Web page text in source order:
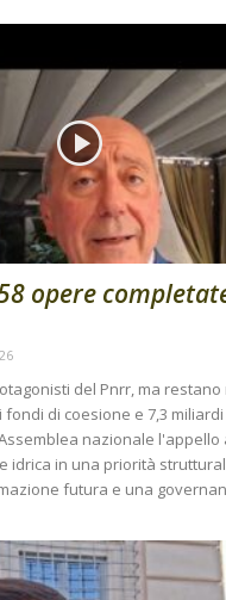
opere
del Pnrr, ma
fondi di coesione e 7,3
nazionale l'appello
idrica in una priorità
futura e una